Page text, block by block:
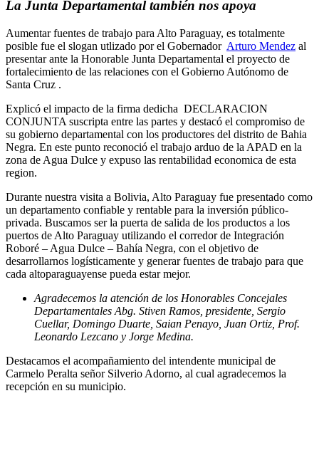
La Junta Departamental también nos apoya
Aumentar fuentes de trabajo para Alto Paraguay, es totalmente
posible fue el slogan utlizado por el Gobernador Arturo Mendez al
presentar ante la Honorable Junta Departamental el proyecto de
fortalecimiento de las relaciones con el Gobierno Autónomo de
Santa Cruz .
Explicó el impacto de la firma dedicha DECLARACION
CONJUNTA suscripta entre las partes y destacó el compromiso de
su gobierno departamental con los productores del distrito de Bahia
Negra. En este punto reconoció el trabajo arduo de la APAD en la
zona de Agua Dulce y expuso las rentabilidad economica de esta
region.
Durante nuestra visita a Bolivia, Alto Paraguay fue presentado como
un departamento confiable y rentable para la inversión público-
privada. Buscamos ser la puerta de salida de los productos a los
puertos de Alto Paraguay utilizando el corredor de Integración
Roboré – Agua Dulce – Bahía Negra, con el objetivo de
desarrollarnos logísticamente y generar fuentes de trabajo para que
cada altoparaguayense pueda estar mejor.
Agradecemos la atención de los Honorables Concejales
Departamentales Abg. Stiven Ramos, presidente, Sergio
Cuellar, Domingo Duarte, Saian Penayo, Juan Ortiz, Prof.
Leonardo Lezcano y Jorge Medina.
Destacamos el acompañamiento del intendente municipal de
Carmelo Peralta señor Silverio Adorno, al cual agradecemos la
recepción en su municipio.